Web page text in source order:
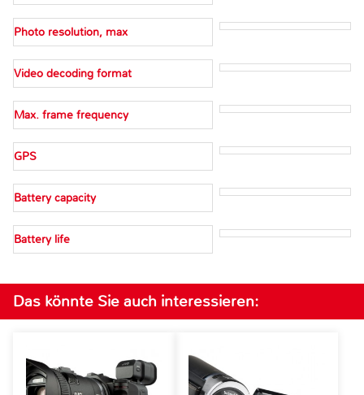
Photo resolution, max
Video decoding format
Max. frame frequency
GPS
Battery capacity
Battery life
Das könnte Sie auch interessieren: